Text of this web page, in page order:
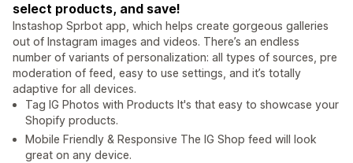
select products, and save!
Instashop Sprbot app, which helps create gorgeous galleries
out of Instagram images and videos. There’s an endless
number of variants of personalization: all types of sources, pre
moderation of feed, easy to use settings, and it’s totally
adaptive for all devices.
Tag IG Photos with Products It's that easy to showcase your
Shopify products.
Mobile Friendly & Responsive The IG Shop feed will look
great on any device.